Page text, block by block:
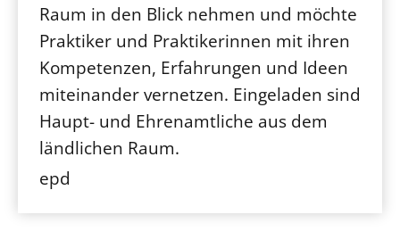
Raum in den Blick nehmen und möchte
Praktiker und Praktikerinnen mit ihren
Kompetenzen, Erfahrungen und Ideen
miteinander vernetzen. Eingeladen sind
Haupt- und Ehrenamtliche aus dem
ländlichen Raum.
epd